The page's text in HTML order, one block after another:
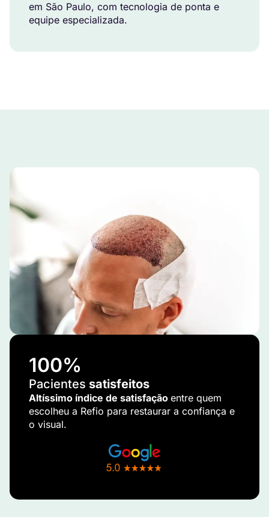
em São Paulo, com tecnologia de ponta e
equipe especializada.
100%
Pacientes satisfeitos
Altíssimo índice de satisfação entre quem
escolheu a Refio para restaurar a confiança e
o visual.